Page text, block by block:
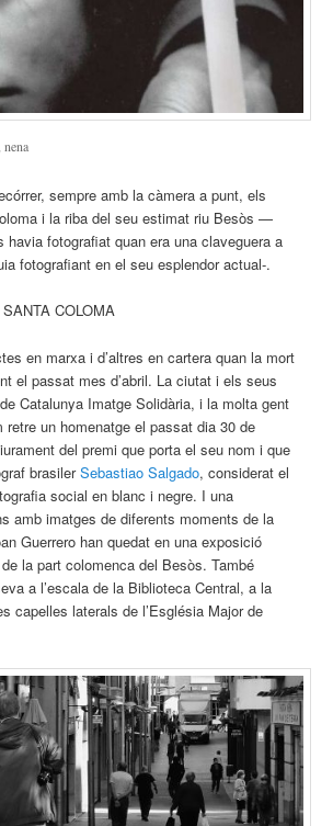
nena
sempre amb la càmera a punt, els
i la riba del seu estimat riu Besòs —
havia fotografiat quan era una claveguera a
fotografiant en el seu esplendor actual-.
COLOMA
en marxa i d’altres en cartera quan la mort
el passat mes d’abril. La ciutat i els seus
Catalunya Imatge Solidària, i la molta gent
retre un homenatge el passat dia 30 de
del premi que porta el seu nom i que
brasilerSebastiao Salgado, considerat el
social en blanc i negre. I una
amb imatges de diferents moments de la
Guerrero han quedat en una exposició
la part colomenca del Besòs. També
a l’escala de la Biblioteca Central, a la
capelles laterals de l’Església Major de